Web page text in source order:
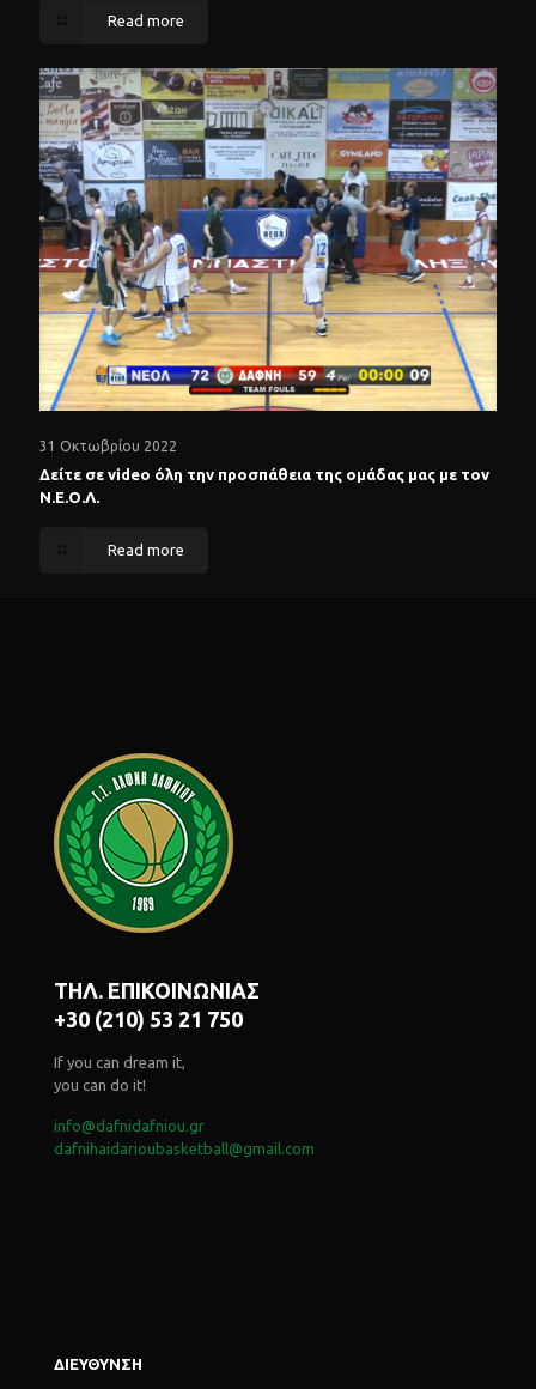
Read more
31 Οκτωβρίου 2022
Δείτε σε video όλη την προσπάθεια της ομάδας μας με τον
Ν.Ε.Ο.Λ.
Read more
ΤΗΛ. ΕΠΙΚΟΙΝΩΝΙΑΣ
+30 (210) 53 21 750
If you can dream it,
you can do it!
info@dafnidafniou.gr
dafnihaidarioubasketball@gmail.com
ΔΙΕΥΘΥΝΣΗ